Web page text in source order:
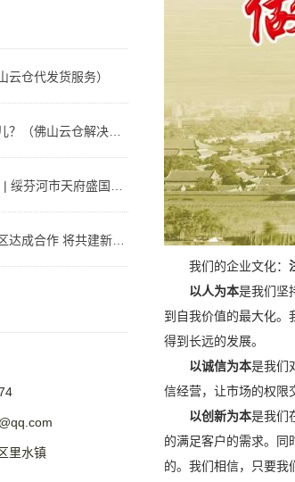
云仓代发货服务）
里水镇
我们的企业文化：
以人为本是我们坚
到自我价值的最大化。
得到长远的发展。
以诚信为本是我们
信经营，让市场的权限
以创新为本是我们
的满足客户的需求。同
的。我们相信，只要我